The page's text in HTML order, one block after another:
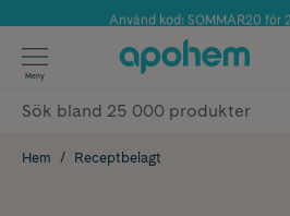
Årets Butik 2025 inom
Använd kod: SOMMAR20 för
✓ Fri frakt
✓ Poäng på alla
Meny
Hem Receptbelagt